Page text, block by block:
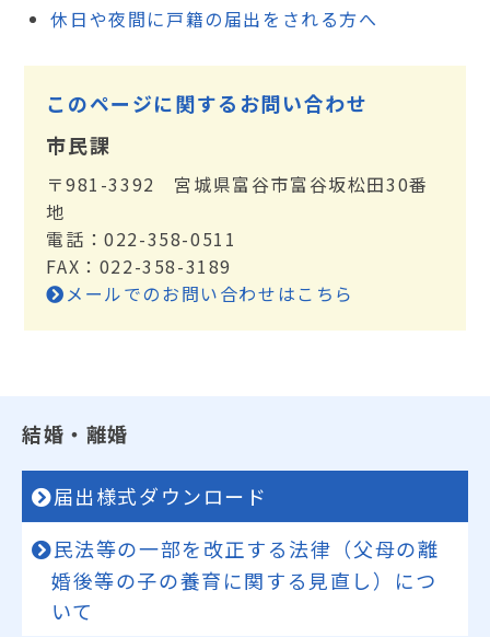
休日や夜間に戸籍の届出をされる方へ
このページに関するお問い合わせ
市民課
〒981-3392 宮城県富谷市富谷坂松田30番
地
電話：022-358-0511
FAX：022-358-3189
メールでのお問い合わせはこちら
結婚・離婚
届出様式ダウンロード
民法等の一部を改正する法律（父母の離
婚後等の子の養育に関する見直し）につ
いて